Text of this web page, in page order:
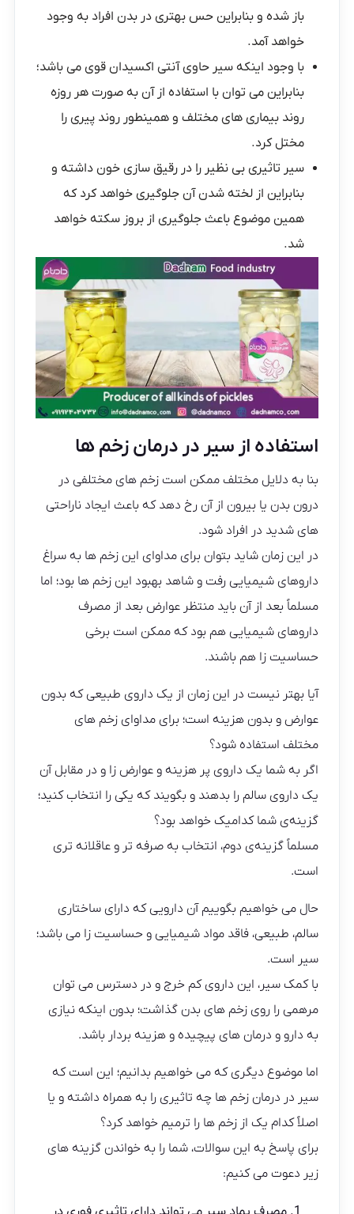
باز شده و بنابراین حس بهتری در بدن افراد به وجود
خواهد آمد.
با وجود اینکه سیر حاوی آنتی اکسیدان قوی می باشد؛
بنابراین می توان با استفاده از آن به صورت هر روزه
روند بیماری های مختلف و همینطور روند پیری را
مختل کرد.
سیر تاثیری بی نظیر را در رقیق سازی خون داشته و
بنابراین از لخته شدن آن جلوگیری خواهد کرد که
همین موضوع باعث جلوگیری از بروز سکته خواهد
شد.
استفاده از سیر در درمان زخم ها
بنا به دلایل مختلف ممکن است زخم های مختلفی در
درون بدن یا بیرون از آن رخ دهد که باعث ایجاد ناراحتی
های شدید در افراد شود.
در این زمان شاید بتوان برای مداوای این زخم ها به سراغ
داروهای شیمیایی رفت و شاهد بهبود این زخم ها بود؛ اما
مسلماً بعد از آن باید منتظر عوارض بعد از مصرف
داروهای شیمیایی هم بود که ممکن است برخی
حساسیت زا هم باشند.
آیا بهتر نیست در این زمان از یک داروی طبیعی که بدون
عوارض و بدون هزینه است؛ برای مداوای زخم های
مختلف استفاده شود؟
اگر به شما یک داروی پر هزینه و عوارض زا و در مقابل آن
یک داروی سالم را بدهند و بگویند که یکی را انتخاب کنید؛
گزینه‌ی شما کدامیک خواهد بود؟
مسلماً گزینه‌ی دوم، انتخاب به صرفه تر و عاقلانه تری
است.
حال می خواهیم بگوییم آن دارویی که دارای ساختاری
سالم، طبیعی، فاقد مواد شیمیایی و حساسیت زا می باشد؛
سیر است.
با کمک سیر، این داروی کم خرج و در دسترس می توان
مرهمی را روی زخم های بدن گذاشت؛ بدون اینکه نیازی
به دارو و درمان های پیچیده و هزینه بردار باشد.
اما موضوع دیگری که می خواهیم بدانیم؛ این است که
سیر در درمان زخم ها چه تاثیری را به همراه داشته و یا
اصلاً کدام یک از زخم ها را ترمیم خواهد کرد؟
برای پاسخ به این سوالات، شما را به خواندن گزینه های
زیر دعوت می کنیم: